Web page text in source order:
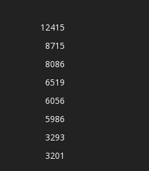
12415
8715
8086
6519
6056
5986
3293
3201